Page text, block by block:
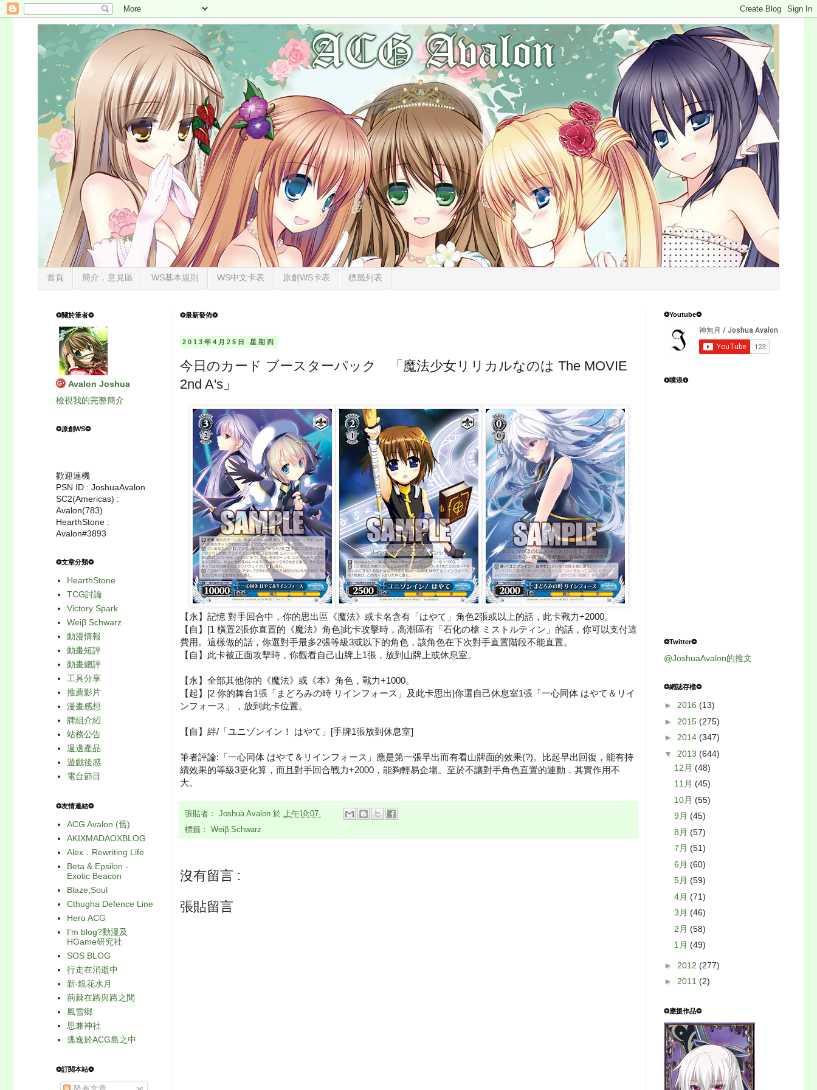
首頁 簡介．意見區 WS基本規則 WS中文卡表 原創WS卡表 標籤列表
❂最新發佈❂
2013年4月25日 星期四
今日のカード ブースターパック 「魔法少女リリカルなのは The MOVIE
2nd A's」
【永】記憶 對手回合中，你的思出區《魔法》或卡名含有「はやて」角色2張或以上的話，此卡戰力+2000。
【自】[1 橫置2張你直置的《魔法》角色]此卡攻擊時，高潮區有「石化の槍 ミストルティン」的話，你可以支付這
費用。這樣做的話，你選對手最多2張等級3或以下的角色，該角色在下次對手直置階段不能直置。
【自】此卡被正面攻擊時，你觀看自己山牌上1張，放到山牌上或休息室。
【永】全部其他你的《魔法》或《本》角色，戰力+1000。
【起】[2 你的舞台1張「まどろみの時 リインフォース」及此卡思出]你選自己休息室1張「一心同体 はやて＆リイ
ンフォース」，放到此卡位置。
【自】絆/「ユニゾンイン！ はやて」[手牌1張放到休息室]
筆者評論:「一心同体 はやて＆リインフォース」應是第一張早出而有看山牌面的效果(?)。比起早出回復，能有持
續效果的等級3更化算，而且對手回合戰力+2000，能夠輕易企場。至於不讓對手角色直置的連動，其實作用不
大。
張貼者： Joshua Avalon 於
上午10:07
標籤： Weiβ Schwarz
沒有留言 :
張貼留言
❂關於筆者❂
Avalon Joshua
檢視我的完整簡介
❂原創WS❂
歡迎連機
PSN ID : JoshuaAvalon
SC2(Americas) :
Avalon(783)
HearthStone :
Avalon#3893
❂文章分類❂
HearthStone
TCG討論
Victory Spark
Weiβ Schwarz
動漫情報
動畫短評
動畫總評
工具分享
推薦影片
漫畫感想
牌組介紹
站務公告
週邊產品
遊戲後感
電台節目
❂友情連結❂
ACG Avalon (舊)
AKIXMADAOXBLOG
Alex．Rewriting Life
Beta & Epsilon -
Exotic Beacon
Blaze;Soul
Cthugha Defence Line
Hero ACG
I'm blog?動漫及
HGame研究社
SOS BLOG
行走在消逝中
新‧鏡花水月
荊棘在路與路之間
風雪鄉
思兼神社
逃逸於ACG島之中
❂訂閱本站❂
❂Youtube❂
❂噗浪❂
❂Twitter❂
@JoshuaAvalon的推文
❂網誌存檔❂
► 2016 (13)
► 2015 (275)
► 2014 (347)
▼ 2013 (644)
12月 (48)
11月 (45)
10月 (55)
9月 (45)
8月 (57)
7月 (51)
6月 (60)
5月 (59)
4月 (71)
3月 (46)
2月 (58)
1月 (49)
► 2012 (277)
► 2011 (2)
❂應援作品❂